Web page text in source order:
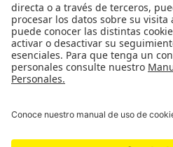
¿Quiénes somos?
Podcasts
Ediciones especiales
SÍGUENOS